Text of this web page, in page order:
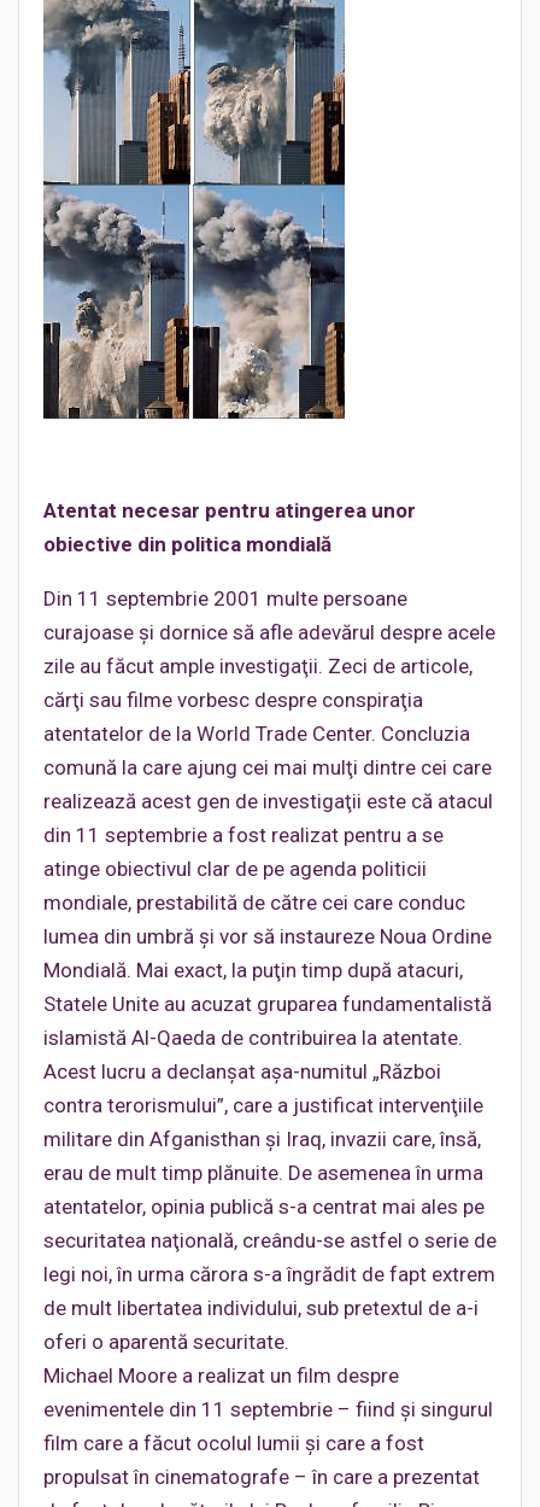
Atentat necesar pentru atingerea unor
obiective din politica mondială
Din 11 septembrie 2001 multe persoane
curajoase şi dornice să afle adevărul despre acele
zile au făcut ample investigaţii. Zeci de articole,
cărţi sau filme vorbesc despre conspiraţia
atentatelor de la World Trade Center. Concluzia
comună la care ajung cei mai mulţi dintre cei care
realizează acest gen de investigaţii este că atacul
din 11 septembrie a fost realizat pentru a se
atinge obiectivul clar de pe agenda politicii
mondiale, prestabilită de către cei care conduc
lumea din umbră şi vor să instaureze Noua Ordine
Mondială. Mai exact, la puţin timp după atacuri,
Statele Unite au acuzat gruparea fundamentalistă
islamistă Al-Qaeda de contribuirea la atentate.
Acest lucru a declanşat aşa-numitul „Război
contra terorismului”, care a justificat intervenţiile
militare din Afganisthan şi Iraq, invazii care, însă,
erau de mult timp plănuite. De asemenea în urma
atentatelor, opinia publică s-a centrat mai ales pe
securitatea naţională, creându-se astfel o serie de
legi noi, în urma cărora s-a îngrădit de fapt extrem
de mult libertatea individului, sub pretextul de a-i
oferi o aparentă securitate.
Michael Moore a realizat un film despre
evenimentele din 11 septembrie – fiind şi singurul
film care a făcut ocolul lumii şi care a fost
propulsat în cinematografe – în care a prezentat